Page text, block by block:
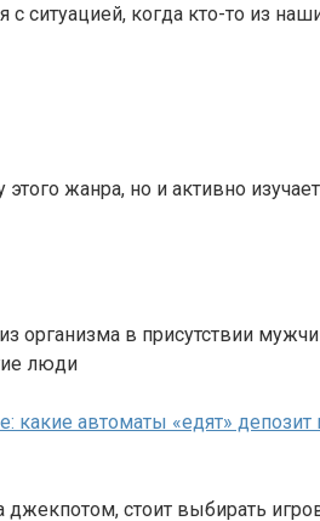
с ситуацией, когда кто-то из
этого жанра, но и активно
организма в присутствии
люди
какие автоматы «едят»
джекпотом, стоит выбирать